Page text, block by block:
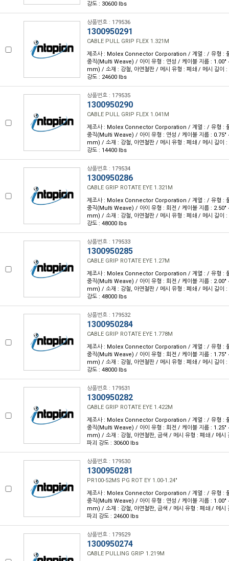
강도 : 30600 lbs
상품번호 : 179536
1300950291
CABLE PULL GRIP FLEX 1.321M
제조사 : Molex Connector Corporation / 계열 : / 유형 :
중직(Multi Weave) / 아이 유형 : 연성 / 케이블 지름 :
mm) / 소재 : 강철, 아연철판 / 메시 유형 : 폐쇄 / 메시 길이
강도 : 24600 lbs
상품번호 : 179535
1300950290
CABLE PULL GRIP FLEX 1.041M
제조사 : Molex Connector Corporation / 계열 : / 유형 :
중직(Multi Weave) / 아이 유형 : 연성 / 케이블 지름 :
mm) / 소재 : 강철, 아연철판 / 메시 유형 : 폐쇄 / 메시 길이
강도 : 14400 lbs
상품번호 : 179534
1300950286
CABLE GRIP ROTATE EYE 1.321M
제조사 : Molex Connector Corporation / 계열 : / 유형 :
중직(Multi Weave) / 아이 유형 : 회전 / 케이블 지름 :
mm) / 소재 : 강철, 아연철판 / 메시 유형 : 폐쇄 / 메시 길이
강도 : 48000 lbs
상품번호 : 179533
1300950285
CABLE GRIP ROTATE EYE 1.27M
제조사 : Molex Connector Corporation / 계열 : / 유형 :
중직(Multi Weave) / 아이 유형 : 회전 / 케이블 지름 :
mm) / 소재 : 강철, 아연철판 / 메시 유형 : 폐쇄 / 메시 길이
강도 : 48000 lbs
상품번호 : 179532
1300950284
CABLE GRIP ROTATE EYE 1.778M
제조사 : Molex Connector Corporation / 계열 : / 유형 :
중직(Multi Weave) / 아이 유형 : 회전 / 케이블 지름 :
mm) / 소재 : 강철, 아연철판 / 메시 유형 : 폐쇄 / 메시 길이
강도 : 48000 lbs
상품번호 : 179531
1300950282
CABLE GRIP ROTATE EYE 1.422M
제조사 : Molex Connector Corporation / 계열 : / 유형 :
중직(Multi Weave) / 아이 유형 : 회전 / 케이블 지름 :
mm) / 소재 : 강철, 아연철판, 금색 / 메시 유형 : 폐쇄 / 메시
파괴 강도 : 30600 lbs
상품번호 : 179530
1300950281
PR100-52MS PG ROT EY 1.00-1.24"
제조사 : Molex Connector Corporation / 계열 : / 유형 :
중직(Multi Weave) / 아이 유형 : 연성 / 케이블 지름 :
mm) / 소재 : 강철, 아연철판, 금색 / 메시 유형 : 폐쇄 / 메시
파괴 강도 : 24600 lbs
상품번호 : 179529
1300950274
CABLE PULLING GRIP 1.219M